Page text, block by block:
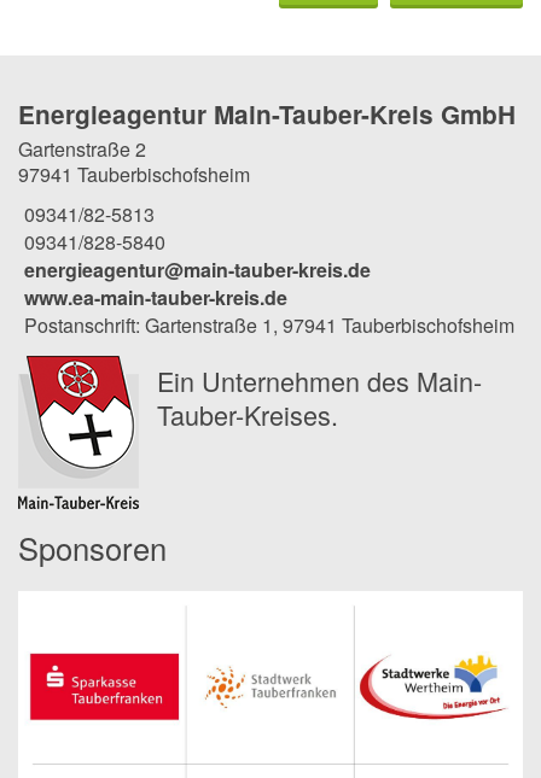
Energieagentur Main-Tauber-Kreis GmbH
Gartenstraße 2
97941 Tauberbischofsheim
09341/82-5813
09341/828-5840
energieagentur@main-tauber-kreis.de
www.ea-main-tauber-kreis.de
Postanschrift: Gartenstraße 1, 97941 Tauberbischofsheim
Ein Unternehmen des Main-
Tauber-Kreises.
Sponsoren